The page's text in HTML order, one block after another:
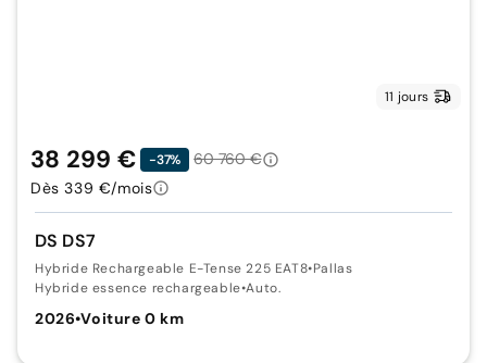
11 jours
DS DS7
Hybride Rechargeable E-Tense 225 EAT8•Pallas
Hybride essence rechargeable•Auto.
2026•Voiture 0 km
38 299 € -37%
60 760 €
Dès 339 €/mois